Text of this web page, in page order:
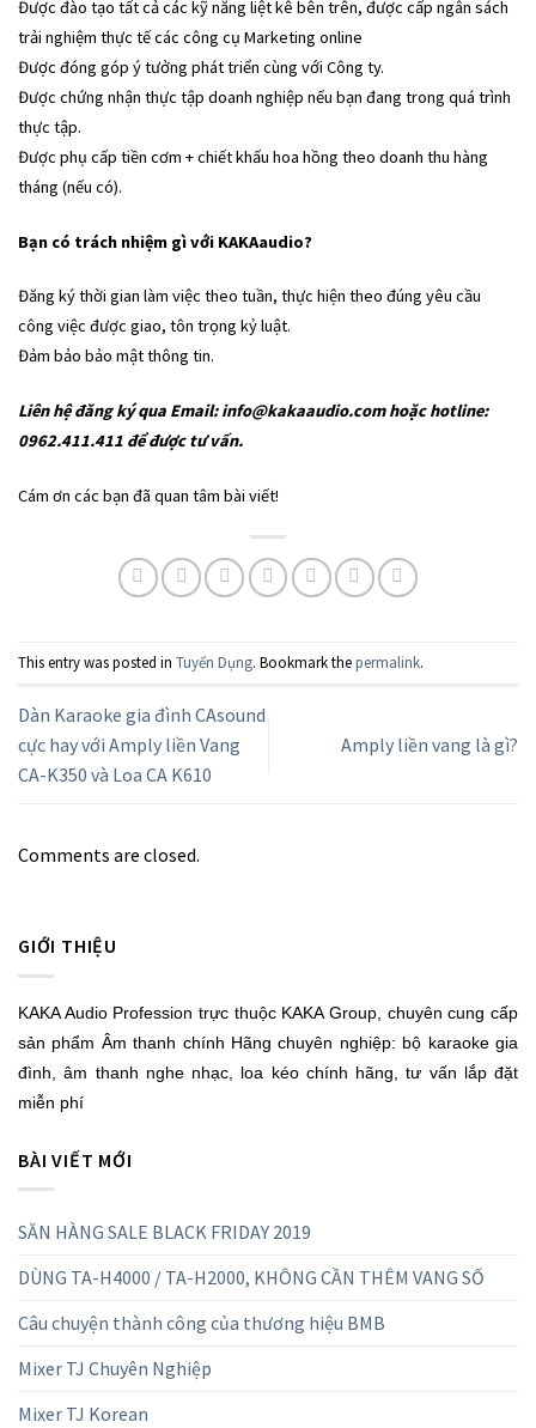
Được đào tạo tất cả các kỹ năng liệt kê bên trên, được cấp ngân sách
trải nghiệm thực tế các công cụ Marketing online
Được đóng góp ý tưởng phát triển cùng với Công ty.
Được chứng nhận thực tập doanh nghiệp nếu bạn đang trong quá trình
thực tập.
Được phụ cấp tiền cơm + chiết khấu hoa hồng theo doanh thu hàng
tháng (nếu có).
Bạn có trách nhiệm gì với KAKAaudio?
Đăng ký thời gian làm việc theo tuần, thực hiện theo đúng yêu cầu
công việc được giao, tôn trọng kỷ luật.
Đảm bảo bảo mật thông tin.
Liên hệ đăng ký qua Email: info@kakaaudio.com hoặc hotline:
0962.411.411 để được tư vấn.
Cám ơn các bạn đã quan tâm bài viết!
This entry was posted in Tuyển Dụng. Bookmark thepermalink.
Dàn Karaoke gia đình CAsound
cực hay với Amply liền Vang
CA-K350 và Loa CA K610
Amply liền vang là gì?
Comments are closed.
GIỚI THIỆU
KAKA Audio Profession trực thuộc KAKA Group, chuyên cung cấp
sản phẩm Âm thanh chính Hãng chuyên nghiệp: bộ karaoke gia
đình, âm thanh nghe nhạc, loa kéo chính hãng, tư vấn lắp đặt
miễn phí
BÀI VIẾT MỚI
SĂN HÀNG SALE BLACK FRIDAY 2019
DÙNG TA-H4000 / TA-H2000, KHÔNG CẦN THÊM VANG SỐ
Câu chuyện thành công của thương hiệu BMB
Mixer TJ Chuyên Nghiệp
Mixer TJ Korean